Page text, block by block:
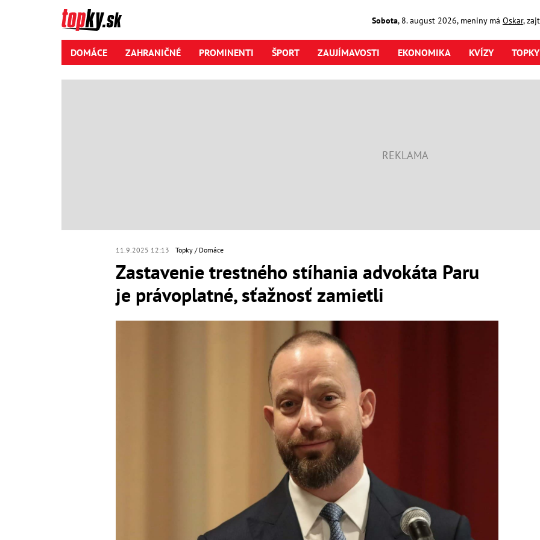
Sobota, 8. august2026, meniny má Oskar,
DOMÁCE ZAHRANIČNÉ PROMINENTI ŠPORT ZAUJÍMAVOSTI EKONOMIKA KVÍZY
11.9.2025 12:13 Topky Domáce
Zastavenie trestného stíhania advokáta Paru
je právoplatné, sťažnosť zamietli